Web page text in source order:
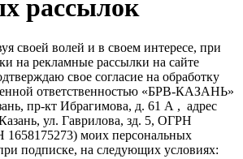
рассылок
своей волей и в своем интересе, при
на рекламные рассылки на сайте
свое согласие на обработку
ответственностью «БРВ-КАЗАНЬ»
пр-кт Ибрагимова, д. 61 А , адрес
ул. Гаврилова, зд. 5, ОГРН
моих персональных
подписке, на следующих условиях: